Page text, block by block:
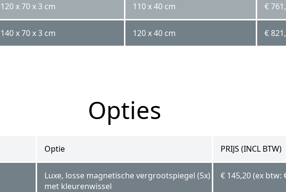
120 x 70 x 3 cm 110 x 40 cm €
140 x 70 x 3 cm 120 x 40 cm €
Opties
Optie PRIJS (INCL BTW)
Luxe, losse magnetische vergrootspiegel (5x)
met kleurenwissel
€ 145,20 (ex btw: